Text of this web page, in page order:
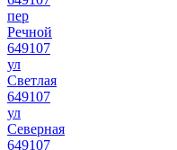
пер
Речной
649107
ул
Светлая
649107
ул
Северная
649107